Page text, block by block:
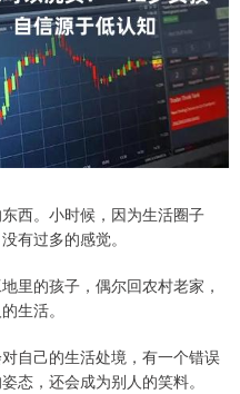
西。小时候，因为生活圈子
有过多的感觉。
里的孩子，偶尔回农村老家，
生活。
自己的生活处境，有一个错误
态，还会成为别人的笑料。